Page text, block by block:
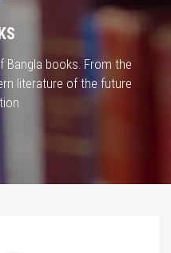
books. From the
literature of the future